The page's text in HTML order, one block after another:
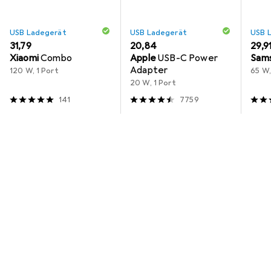
USB Ladegerät
EUR
31,79
XiaomiCombo
120 W, 1 Port
141
USB Ladegerät
EUR
20,84
AppleUSB-C Power
Adapter
20 W, 1 Port
7759
USB
EUR
65